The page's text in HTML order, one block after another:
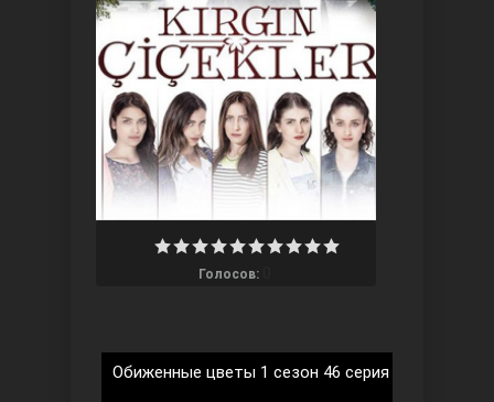
Три сестры
Голосов:
Обиженные цветы 1 сезон 46 серия на русском